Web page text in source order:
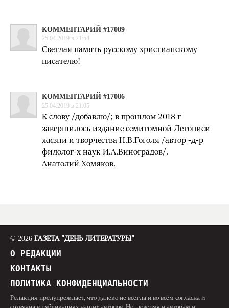
КОММЕНТАРИЙ #17089
25.04.2019 в 21:54
Светлая память русскому христианскому
писателю!
КОММЕНТАРИЙ #17086
25.04.2019 в 21:05
К слову /добавлю/; в прошлом 2018 г
завершилось издание семитомной Летописи
жизни и творчества Н.В.Гоголя /автор -д-р
филолог-х наук И.А.Виноградов/.
Анатолий Хомяков.
© 2026 ГАЗЕТА "ДЕНЬ ЛИТЕРАТУРЫ"
О РЕДАКЦИИ
КОНТАКТЫ
ПОЛИТИКА КОНФИДЕНЦИАЛЬНОСТИ
Редакция предупреждает, что далеко не всегда и во всём согласна и